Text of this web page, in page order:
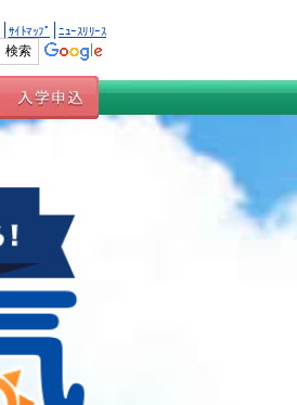
ｻｲﾄﾏｯﾌﾟ ﾆｭｰｽﾘﾘｰｽ